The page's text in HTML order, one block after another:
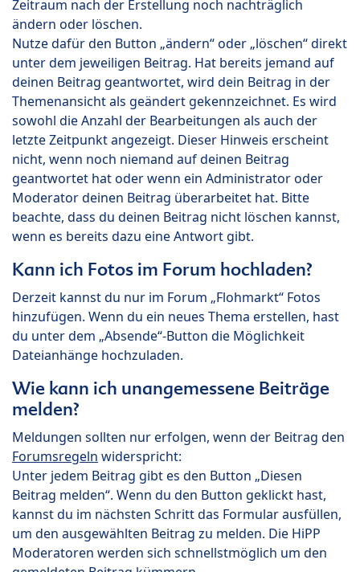
Zeitraum nach der Erstellung noch nachträglich
ändern oder löschen.
Nutze dafür den Button „ändern“ oder „löschen“ direkt
unter dem jeweiligen Beitrag. Hat bereits jemand auf
deinen Beitrag geantwortet, wird dein Beitrag in der
Themenansicht als geändert gekennzeichnet. Es wird
sowohl die Anzahl der Bearbeitungen als auch der
letzte Zeitpunkt angezeigt. Dieser Hinweis erscheint
nicht, wenn noch niemand auf deinen Beitrag
geantwortet hat oder wenn ein Administrator oder
Moderator deinen Beitrag überarbeitet hat. Bitte
beachte, dass du deinen Beitrag nicht löschen kannst,
wenn es bereits dazu eine Antwort gibt.
Kann ich Fotos im Forum hochladen?
Derzeit kannst du nur im Forum „Flohmarkt“ Fotos
hinzufügen. Wenn du ein neues Thema erstellen, hast
du unter dem „Absende“-Button die Möglichkeit
Dateianhänge hochzuladen.
Wie kann ich unangemessene Beiträge
melden?
Meldungen sollten nur erfolgen, wenn der Beitrag den
Forumsregeln widerspricht:
Unter jedem Beitrag gibt es den Button „Diesen
Beitrag melden“. Wenn du den Button geklickt hast,
kannst du im nächsten Schritt das Formular ausfüllen,
um den ausgewählten Beitrag zu melden. Die HiPP
Moderatoren werden sich schnellstmöglich um den